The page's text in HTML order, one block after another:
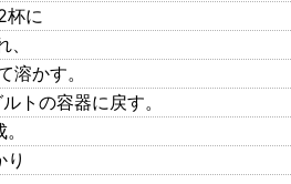
杯に
溶かす。
の容器に戻す。
り